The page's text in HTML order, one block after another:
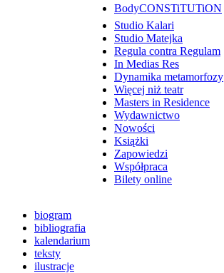
BodyCONSTiTUTiON
Studio Kalari
Studio Matejka
Regula contra Regulam
In Medias Res
Dynamika metamorfozy
Więcej niż teatr
Masters in Residence
Wydawnictwo
Nowości
Książki
Zapowiedzi
Współpraca
Bilety online
biogram
bibliografia
kalendarium
teksty
ilustracje